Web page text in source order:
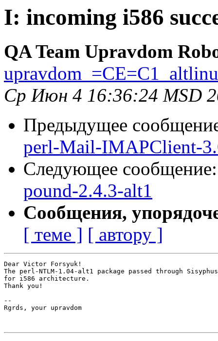
I: incoming i586
QA Team Upravdom
Ср Июн 4 16:36:24 MSD
Предыдущее
perl-Mail-IMAPClient-
Следующее
pound-2.4.3-alt1
Сообщения,
[ теме ] [ автору ]
Dear Victor Forsyuk!
The perl-NTLM-1.04-alt1 package passed through
for i586 architecture.
Thank you!
--
Rgrds, your upravdom